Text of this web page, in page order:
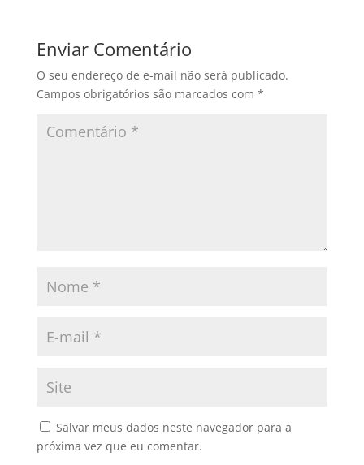
Enviar Comentário
O seu endereço de e-mail não será publicado.
Campos obrigatórios são marcados com *
Salvar meus dados neste navegador para a
próxima vez que eu comentar.